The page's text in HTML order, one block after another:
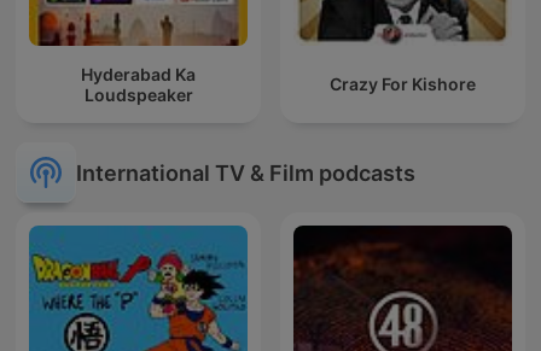
Hyderabad Ka
Loudspeaker
Crazy For Kishore
International TV & Film podcasts